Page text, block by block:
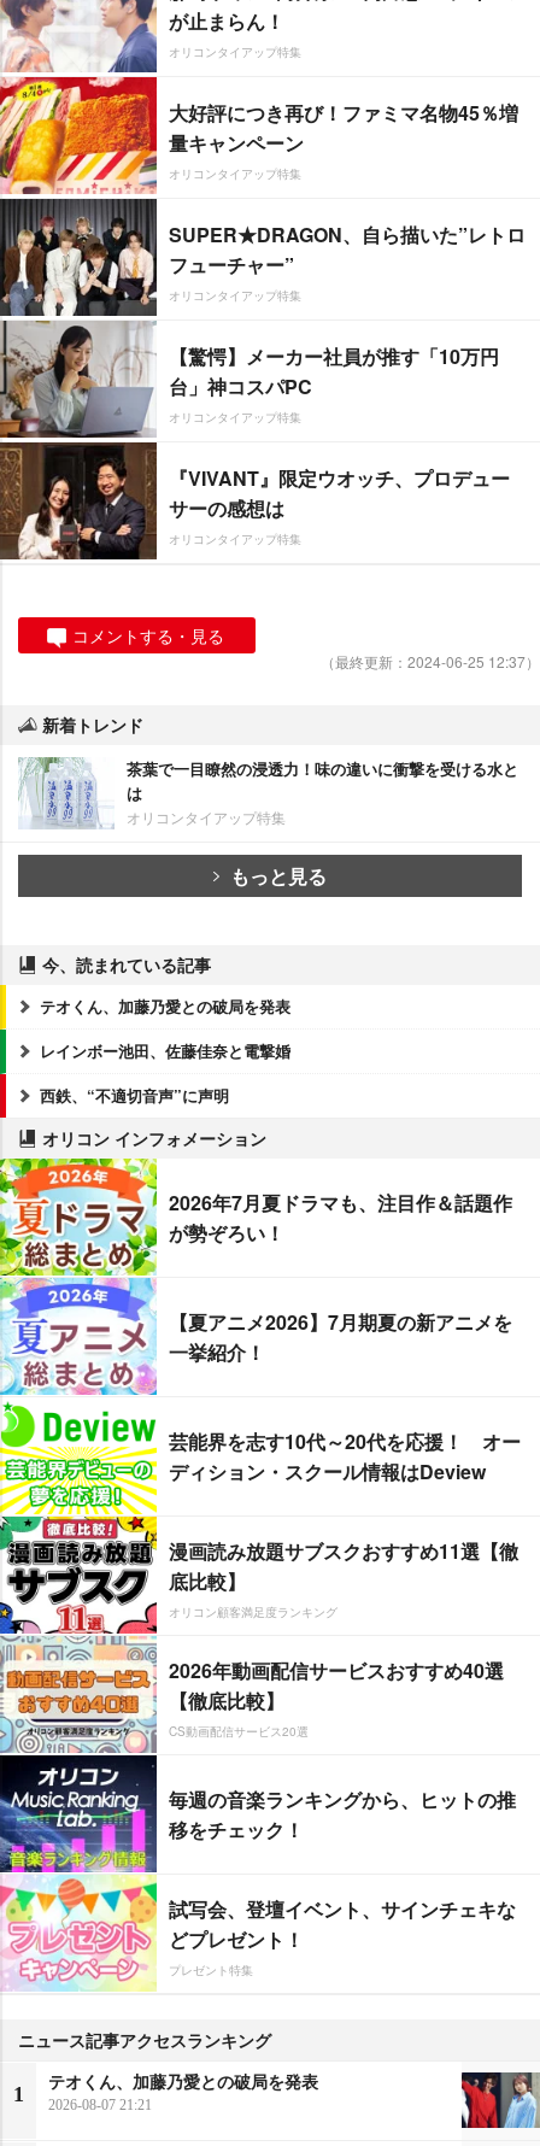
が止まらん！
オリコンタイアップ特集
大好評につき再び！ファミマ名物45％増
量キャンペーン
オリコンタイアップ特集
SUPER★DRAGON、自ら描いた”レトロ
フューチャー”
オリコンタイアップ特集
【驚愕】メーカー社員が推す「10万円
台」神コスパPC
オリコンタイアップ特集
『VIVANT』限定ウオッチ、プロデュー
サーの感想は
オリコンタイアップ特集
コメントする・見る
（最終更新：2024-06-25 12:37）
新着トレンド
茶葉で一目瞭然の浸透力！味の違いに衝撃を受ける水と
は
オリコンタイアップ特集
もっと見る
今、読まれている記事
テオくん、加藤乃愛との破局を発表
レインボー池田、佐藤佳奈と電撃婚
西鉄、“不適切音声”に声明
オリコン インフォメーション
2026年7月夏ドラマも、注目作＆話題作
が勢ぞろい！
【夏アニメ2026】7月期夏の新アニメを
一挙紹介！
芸能界を志す10代～20代を応援！ オー
ディション・スクール情報はDeview
漫画読み放題サブスクおすすめ11選【徹
底比較】
オリコン顧客満足度ランキング
2026年動画配信サービスおすすめ40選
【徹底比較】
CS動画配信サービス20選
毎週の音楽ランキングから、ヒットの推
移をチェック！
試写会、登壇イベント、サインチェキな
どプレゼント！
プレゼント特集
ニュース記事アクセスランキング
1
テオくん、加藤乃愛との破局を発表
2026-08-07 21:21